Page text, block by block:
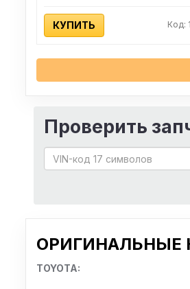
КУПИТЬ Код:
Проверить
ОРИГИНАЛЬНЫЕ
TOYOTA: